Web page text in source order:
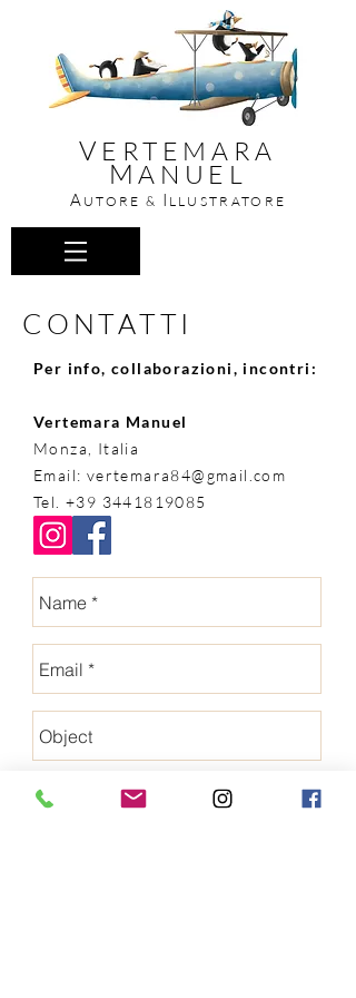
V ERTEMARA
MANUEL
A UTORE & I LLUSTRATORE
CONTATTI
Per info, collaborazioni, incontri:
Vertemara Manuel
Monza, Italia
Email: vertemara84@gmail.com
Tel. +39 3441819085